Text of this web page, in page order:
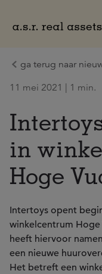
ga terug naar
11 mei 2021 | 1 min.
in
Hoge
Intertoys opent
winkelcentrum Hoge
heeft hiervoor
een nieuwe
Het betreft een